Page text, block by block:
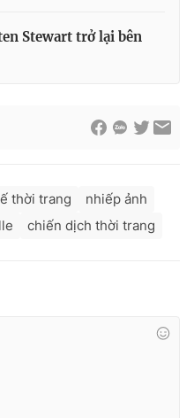
897
nếu không có sự chấp
Stewart trở lại bên
thời trang
nhiếp ảnh
chiến dịch thời trang